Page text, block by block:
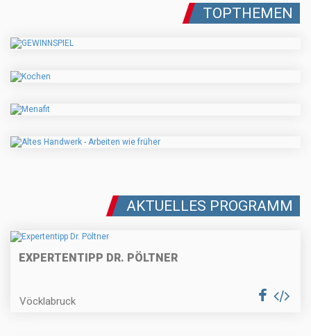
TOPTHEMEN
AKTUELLES PROGRAMM
EXPERTENTIPP DR. PÖLTNER
Vöcklabruck